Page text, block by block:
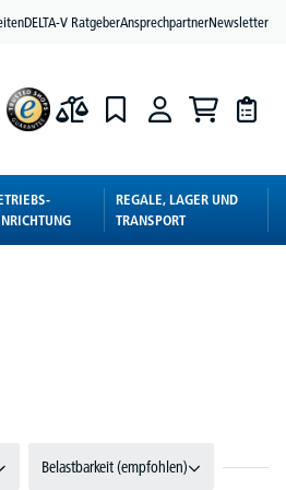
DELTA-V RatgeberAnsprechpartnerNewsletter
REGALE, LAGER UND
TRANSPORT
Belastbarkeit (empfohlen)